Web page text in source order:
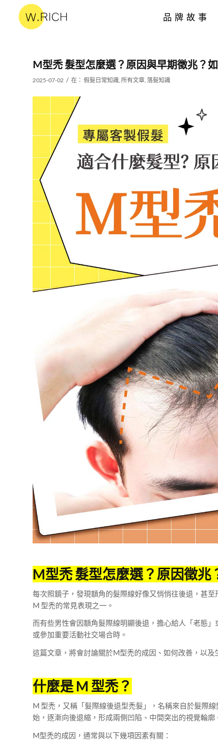
品牌故事
M型禿 髮型怎麼選？原因與早期徵兆？
2025-07-02 / 在： 假髮日常知識, 所有文章, 落髮知識
M型禿 髮型怎麼選？原因徵
每次照鏡子，發現額角的髮際線好像又悄悄往後退，甚
M 型禿的常見表現之一。
而有些男性會因額角髮際線明顯後退，擔心給人「老態
或參加重要活動社交場合時。
這篇文章，將會討論關於M型禿的成因、如何改善，以
什麼是 M 型禿？
M 型禿，又稱「髮際線後退型禿髮」，名稱來自於髮際
始，逐漸向後退縮，形成兩側凹陷、中間突出的視覺輪廓
M型禿的成因，通常與以下幾項因素有關：